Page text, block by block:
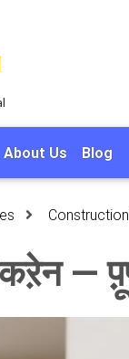
About Us Blog
—